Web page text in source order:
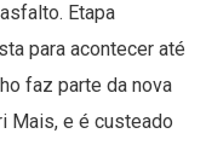
Etapa
para acontecer até
faz parte da nova
Mais, e é custeado